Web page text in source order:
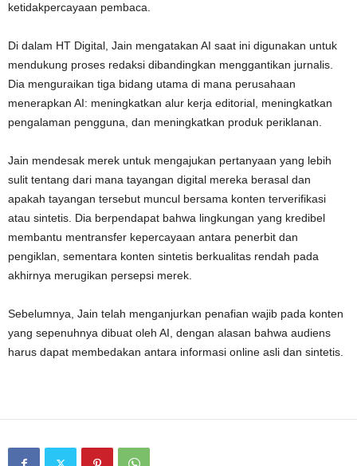
ketidakpercayaan pembaca.
Di dalam HT Digital, Jain mengatakan AI saat ini digunakan untuk
mendukung proses redaksi dibandingkan menggantikan jurnalis.
Dia menguraikan tiga bidang utama di mana perusahaan
menerapkan AI: meningkatkan alur kerja editorial, meningkatkan
pengalaman pengguna, dan meningkatkan produk periklanan.
Jain mendesak merek untuk mengajukan pertanyaan yang lebih
sulit tentang dari mana tayangan digital mereka berasal dan
apakah tayangan tersebut muncul bersama konten terverifikasi
atau sintetis. Dia berpendapat bahwa lingkungan yang kredibel
membantu mentransfer kepercayaan antara penerbit dan
pengiklan, sementara konten sintetis berkualitas rendah pada
akhirnya merugikan persepsi merek.
Sebelumnya, Jain telah menganjurkan penafian wajib pada konten
yang sepenuhnya dibuat oleh AI, dengan alasan bahwa audiens
harus dapat membedakan antara informasi online asli dan sintetis.